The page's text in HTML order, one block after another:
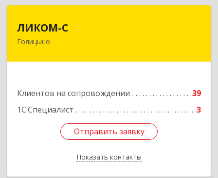
ЛИКОМ-С
Голицыно
Клиентов на сопровождении
39
1С:Специалист
3
Отправить заявку
Показать контакты
143040, Московская обл, Одинцовский р-н,
Подробнее
Отправить заявку
Назад